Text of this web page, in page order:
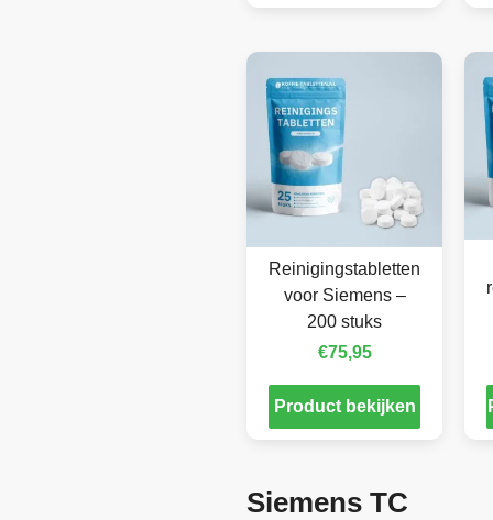
Reinigingstabletten
voor Siemens –
200 stuks
€75,95
Product bekijken
Siemens TC